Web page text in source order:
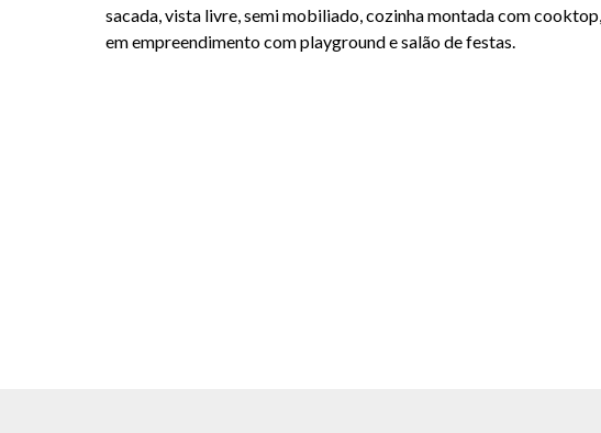
sacada, vista livre, semi mobiliado, cozinha montada com
em empreendimento com playground e salão de festas.